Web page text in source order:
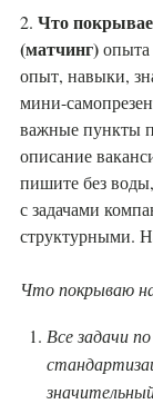
2. Что
(матчинг)
опыт, навыки,
мини-
важные пункты
описание
пишите без
с задачами
структурными.
Что покрываю
Все задачи